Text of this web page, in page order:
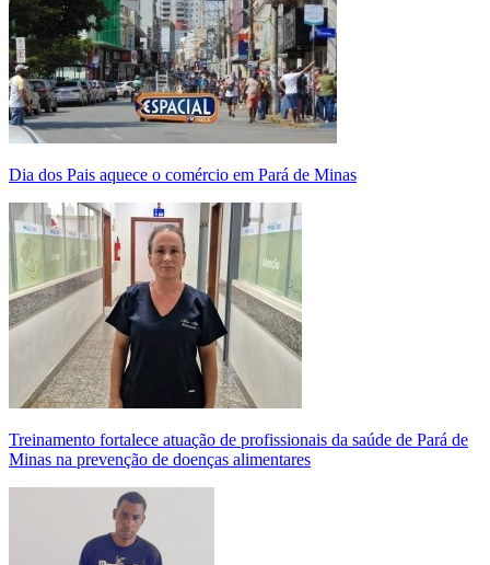
Dia dos Pais aquece o comércio em Pará de Minas
Treinamento fortalece atuação de profissionais da saúde de Pará de
Minas na prevenção de doenças alimentares